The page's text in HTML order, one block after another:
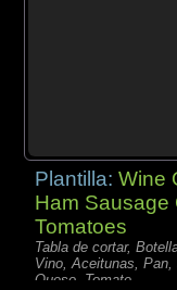
Plantilla:Wine
Ham Sausage
Tomatoes
Tabla de cortar,
Vino, Aceitunas,
Queso, Tomate,